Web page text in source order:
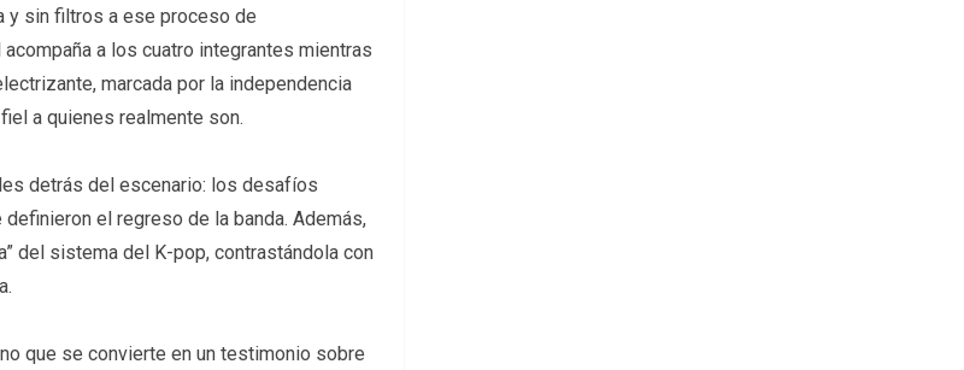
y sin filtros a ese proceso de
a los cuatro integrantes mientras
marcada por la independencia
a quienes realmente son.
detrás del escenario: los desafíos
el regreso de la banda. Además,
del sistema del K-pop, contrastándola con
que se convierte en un testimonio sobre